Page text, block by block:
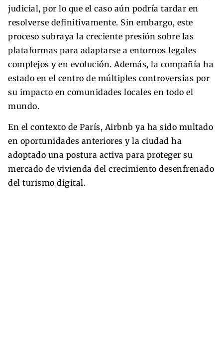
judicial, por lo que el caso aún podría tardar en
resolverse definitivamente. Sin embargo, este
proceso subraya la creciente presión sobre las
plataformas para adaptarse a entornos legales
complejos y en evolución. Además, la compañía ha
estado en el centro de múltiples controversias por
su impacto en comunidades locales en todo el
mundo.
En el contexto de París, Airbnb ya ha sido multado
en oportunidades anteriores y la ciudad ha
adoptado una postura activa para proteger su
mercado de vivienda del crecimiento desenfrenado
del turismo digital.